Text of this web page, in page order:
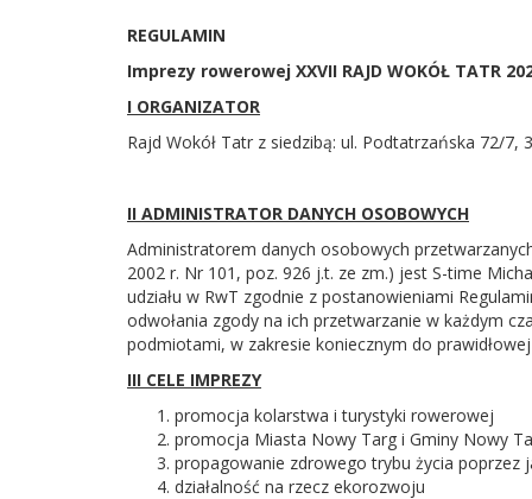
REGULAMIN
Imprezy rowerowej XXVII RAJD WOKÓŁ TATR
I ORGANIZATOR
Rajd Wokół Tatr z siedzibą: ul. Podtatrzańska 72/7,
II ADMINISTRATOR DANYCH OSOBOWYCH
Administratorem danych osobowych
2002 r. Nr 101, poz. 926 j.t. ze zm.) jest S-time
udziału w RwT zgodnie z postanowieniami
odwołania zgody na ich przetwarzanie w każdym
podmiotami, w zakresie koniecznym do
III CELE IMPREZY
promocja kolarstwa i turystyki rowerowej
promocja Miasta Nowy Targ i Gminy Nowy
propagowanie zdrowego trybu życia poprzez
działalność na rzecz ekorozwoju